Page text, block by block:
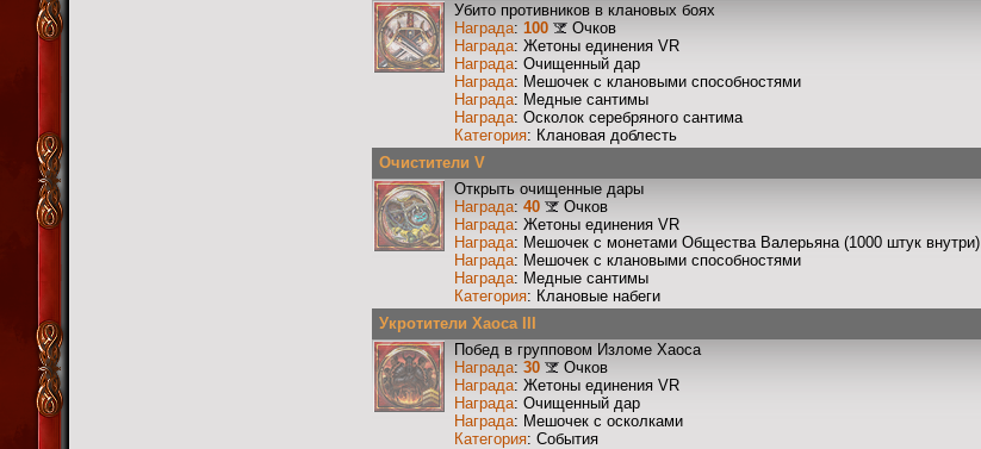
Убито противников в клановых боях
Награда: 100
Очков
Награда: Жетоны единения VR
Награда: Очищенный дар
Награда: Мешочек с клановыми способностями
Награда: Медные сантимы
Награда: Осколок серебряного сантима
Категория: Клановая доблесть
Очистители V
Открыть очищенные дары
Награда: 40
Очков
Награда: Жетоны единения VR
Награда: Мешочек с монетами Общества Валерьяна (1000 штук внутри)
Награда: Мешочек с клановыми способностями
Награда: Медные сантимы
Категория: Клановые набеги
Укротители Хаоса III
Побед в групповом Изломе Хаоса
Награда: 30
Очков
Награда: Жетоны единения VR
Награда: Очищенный дар
Награда: Мешочек с осколками
Категория: События